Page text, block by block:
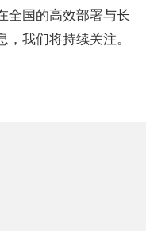
全国的高效部署与长
我们将持续关注。